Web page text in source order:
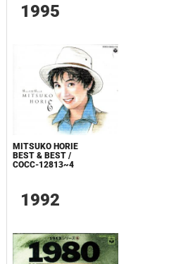
1995
MITSUKO HORIE
BEST & BEST /
COCC-12813~4
1992